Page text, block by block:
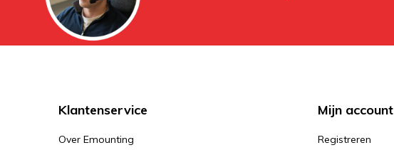
Klantenservice
Over Emounting
Mijn account
Registreren